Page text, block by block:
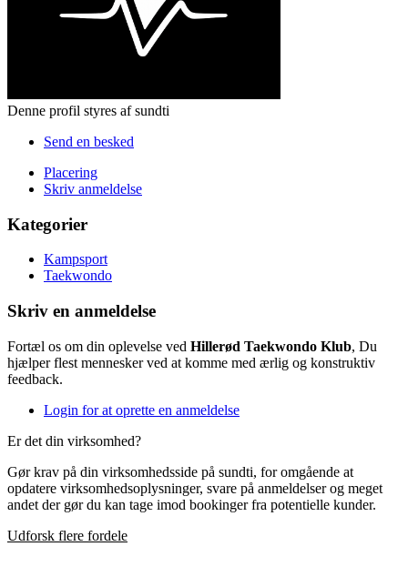
Denne profil styres af sundti
Send en besked
Placering
Skriv anmeldelse
Kategorier
Kampsport
Taekwondo
Skriv en anmeldelse
Fortæl os om din oplevelse ved Hillerød Taekwondo Klub, Du
hjælper flest mennesker ved at komme med ærlig og konstruktiv
feedback.
Login for at oprette en anmeldelse
Er det din virksomhed?
Gør krav på din virksomhedsside på sundti, for omgående at
opdatere virksomhedsoplysninger, svare på anmeldelser og meget
andet der gør du kan tage imod bookinger fra potentielle kunder.
Udforsk flere fordele